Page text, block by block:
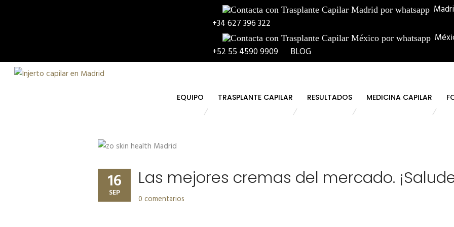
+34 627 396 322
+52 55 4590 9909
BLOG
EQUIPO TRASPLANTE CAPILAR RESULTADOS MEDICINA CAPILAR
16
SEP
Las mejores cremas del mercado.
0 comentarios